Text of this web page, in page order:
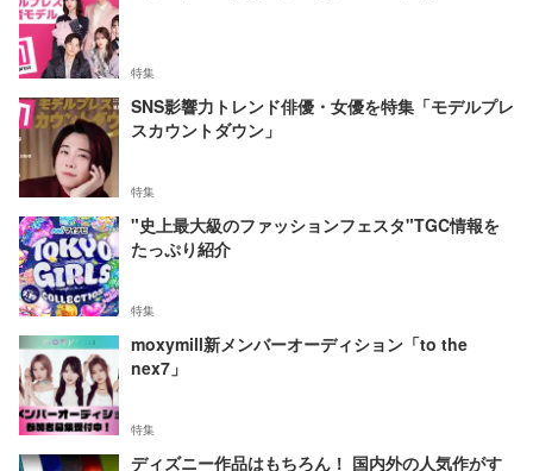
特集
SNS影響力トレンド俳優・女優を特集「モデルプレ
スカウントダウン」
特集
"史上最大級のファッションフェスタ"TGC情報を
たっぷり紹介
特集
moxymill新メンバーオーディション「to the
nex7」
特集
ディズニー作品はもちろん！ 国内外の人気作がす